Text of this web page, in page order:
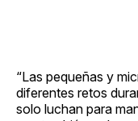
“Las pequeñas y
diferentes retos
solo luchan para